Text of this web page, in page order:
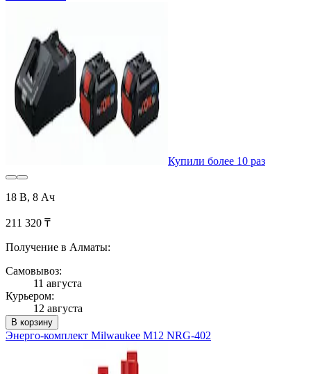
Купили более 10 раз
18 В, 8 Ач
211 320 ₸
Получение в Алматы:
Самовывоз:
11 августа
Курьером:
12 августа
В корзину
Энерго-комплект Milwaukee M12 NRG-402